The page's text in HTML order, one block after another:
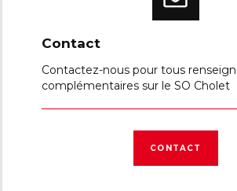
Contact
Contactez-nous pour tous
complémentaires sur le SO Cholet
CONTACT